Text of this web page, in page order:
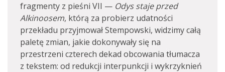
fragmenty z pieśni VII — Odys staje przed
Alkinoosem, którą za probierz udatności
przekładu przyjmował Stempowski, widzimy całą
paletę zmian, jakie dokonywały się na
przestrzeni czterech dekad obcowania tłumacza
z tekstem: od redukcji interpunkcji i wykrzyknień